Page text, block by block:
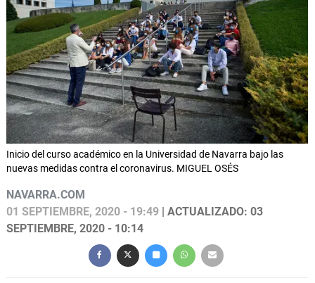
Inicio del curso académico en la Universidad de Navarra bajo las
nuevas medidas contra el coronavirus. MIGUEL OSÉS
NAVARRA.COM
01 SEPTIEMBRE, 2020 - 19:49 | ACTUALIZADO: 03
SEPTIEMBRE, 2020 - 10:14